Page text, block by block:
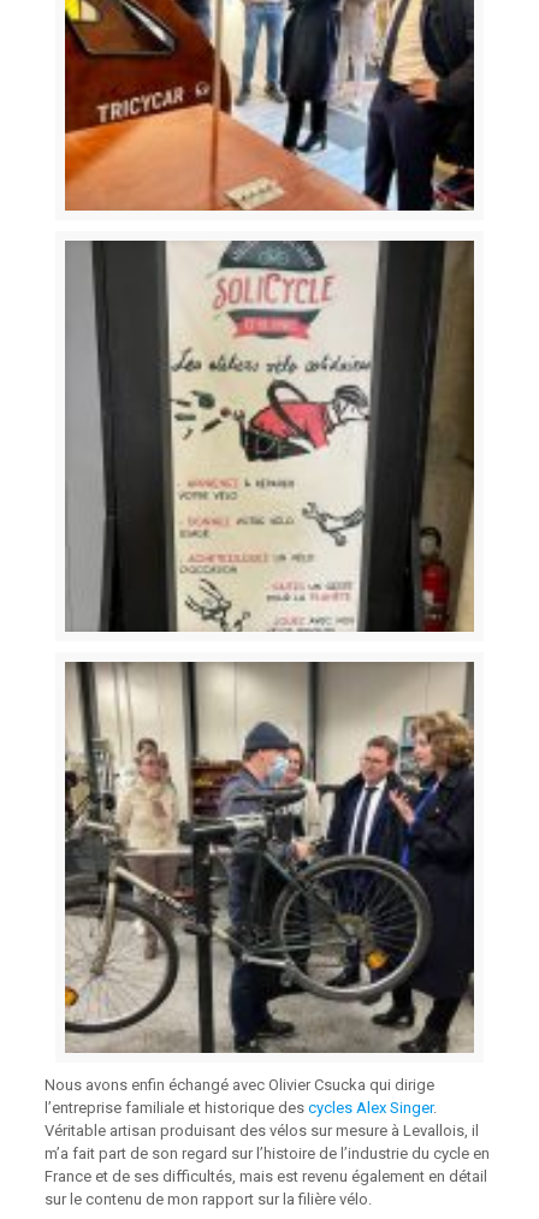
Nous avons enfin échangé avec Olivier Csucka qui dirige
l’entreprise familiale et historique des cycles Alex Singer.
Véritable artisan produisant des vélos sur mesure à Levallois, il
m’a fait part de son regard sur l’histoire de l’industrie du cycle en
France et de ses difficultés, mais est revenu également en détail
sur le contenu de mon rapport sur la filière vélo.